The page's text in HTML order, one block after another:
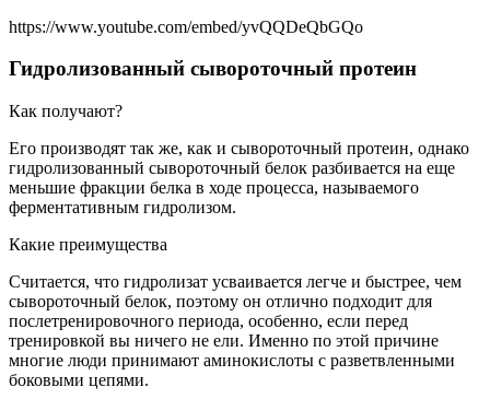
https://www.youtube.com/embed/yvQQDeQbGQo
Гидролизованный сывороточный протеин
Как получают?
Его производят так же, как и сывороточный протеин, однако
гидролизованный сывороточный белок разбивается на еще
меньшие фракции белка в ходе процесса, называемого
ферментативным гидролизом.
Какие преимущества
Считается, что гидролизат усваивается легче и быстрее, чем
сывороточный белок, поэтому он отлично подходит для
послетренировочного периода, особенно, если перед
тренировкой вы ничего не ели. Именно по этой причине
многие люди принимают аминокислоты с разветвленными
боковыми цепями.